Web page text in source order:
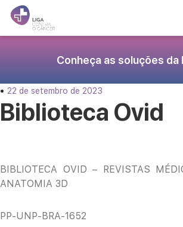
Conheça as soluções da
• 22 de setembro de 2023
Biblioteca Ovid
BIBLIOTECA OVID – REVISTAS
ANATOMIA 3D
PP-UNP-BRA-1652